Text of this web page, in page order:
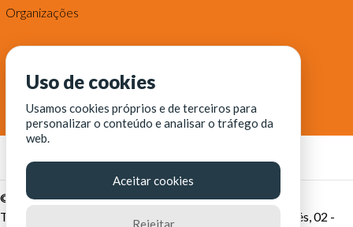
Organizações
© Fortaleza Digital || CITINOVA - Fundação de Ciência,
Tecnologia e Inovação de Fortaleza - Rua dos Tremembés, 02 -
Uso de cookies
Usamos cookies próprios e de terceiros para
personalizar o conteúdo e analisar o tráfego da
web.
Aceitar cookies
Rejeitar